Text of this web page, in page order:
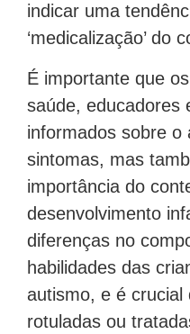
indicar uma
‘medicalização’ do
É importante que
saúde, educadores
informados sobre o
sintomas, mas
importância do
desenvolvimento
diferenças no
habilidades das
autismo, e é crucial
rotuladas ou